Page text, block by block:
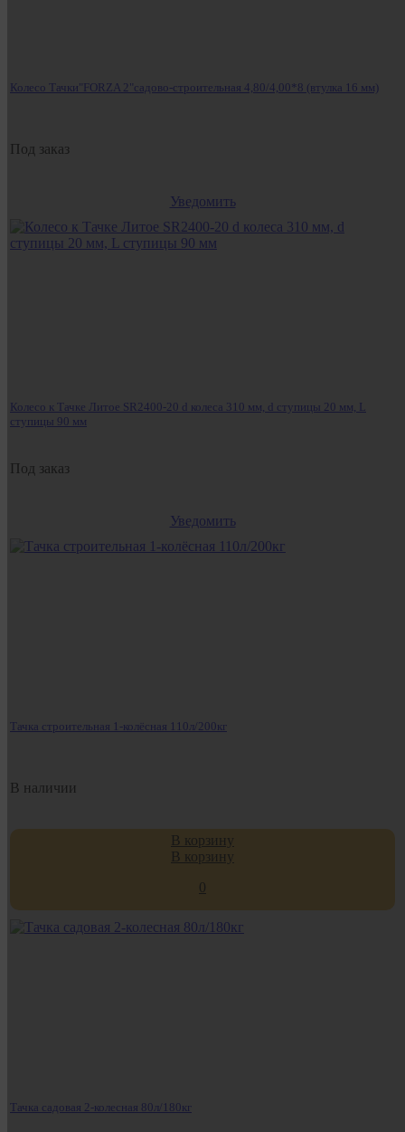
Колесо Тачки"FORZA 2"садово-строительная 4,80/4,00*8 (втулка 16 мм)
Под заказ
Уведомить
Колесо к Тачке Литое SR2400-20 d колеса 310 мм, d ступицы 20 мм, L
ступицы 90 мм
Под заказ
Уведомить
Тачка строительная 1-колёсная 110л/200кг
В наличии
В корзину
В корзину
0
Тачка садовая 2-колесная 80л/180кг